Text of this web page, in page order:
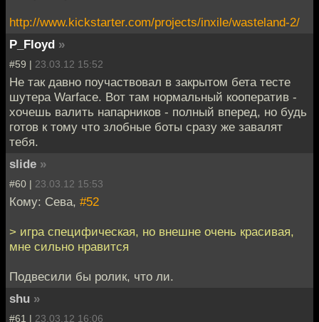
http://www.kickstarter.com/projects/inxile/wasteland-2/
P_Floyd »
#59 | 23.03.12 15:52
Не так давно поучаствовал в закрытом бета тесте
шутера Warface. Вот там нормальный кооператив -
хочешь валить напарников - полный вперед, но будь
готов к тому что злобные боты сразу же завалят
тебя.
slide »
#60 | 23.03.12 15:53
Кому: Сева, #52
> игра специфическая, но внешне очень красивая,
мне сильно нравится
Подвесили бы ролик, что ли.
shu »
#61 | 23.03.12 16:06